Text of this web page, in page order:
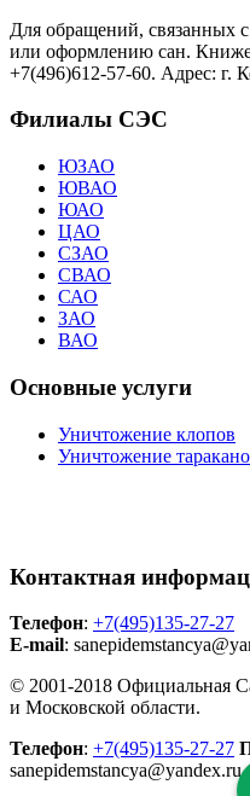
Для обращений, связанных
или оформлению сан.
+7(496)612-57-60. Адрес: г.
Филиалы СЭС
ЮЗАО
ЮВАО
ЮАО
ЦАО
СЗАО
СВАО
САО
ЗАО
ВАО
Основные услуги
Уничтожение клопов
Уничтожение
Контактная
Телефон: +7(495)135-27-27
E-mail: sanepidemstancya
© 2001-2018 Официальная
и Московской области.
Телефон: +7(495)135-27-27
sanepidemstancya@yandex.ru